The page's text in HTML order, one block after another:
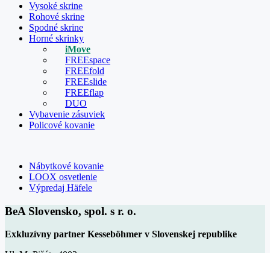
Vysoké skrine
Rohové skrine
Spodné skrine
Horné skrinky
iMove
FREEspace
FREEfold
FREEslide
FREEflap
DUO
Vybavenie zásuviek
Policové kovanie
Nábytkové kovanie
LOOX osvetlenie
Výpredaj Häfele
BeA Slovensko, spol. s r. o.
Exkluzívny partner Kesseböhmer v Slovenskej republike